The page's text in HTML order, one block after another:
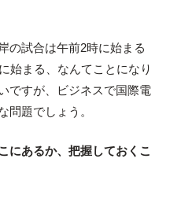
の試合は午前2時に始まる
始まる、なんてことになり
ですが、ビジネスで国際電
問題でしょう。
にあるか、把握しておくこ